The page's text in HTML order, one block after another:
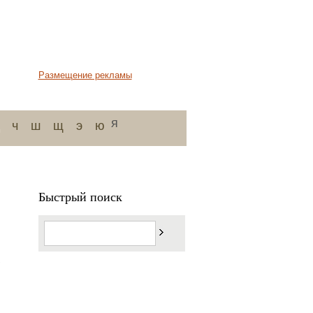
Размещение рекламы
ч ш щ э ю я
Быстрый поиск